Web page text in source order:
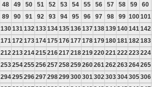
48 49 50 51 52 53 54 55 56 57 58 59
60
89 90 91 92 93 94 95 96 97 98 99 100101
130131 132 133134135136137138139140141 142
171 172 173174175176177178179180181 182 183
212 213214215216217218219220221 222 223224
253254255256257258259260261 262 263264265
294295296297298299300301 302 303304305306